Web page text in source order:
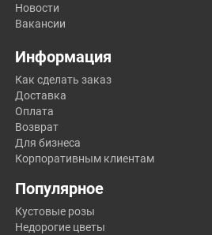
Новости
Вакансии
Информация
Как сделать заказ
Доставка
Оплата
Возврат
Для бизнеса
Корпоративным клиентам
Популярное
Кустовые розы
Недорогие цветы